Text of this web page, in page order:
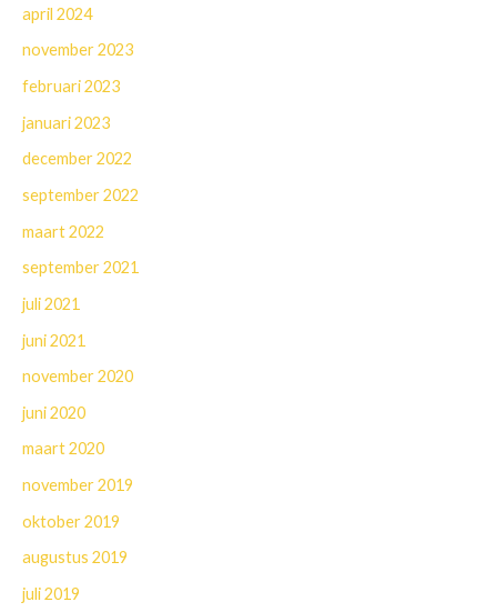
april 2024
november 2023
februari 2023
januari 2023
december 2022
september 2022
maart 2022
september 2021
juli 2021
juni 2021
november 2020
juni 2020
maart 2020
november 2019
oktober 2019
augustus 2019
juli 2019